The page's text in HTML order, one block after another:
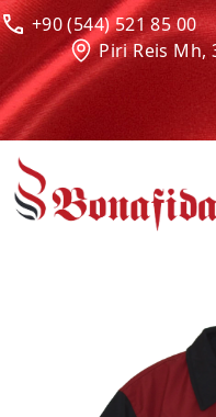
+90 (544) 521 85 00
Piri Reis Mh,